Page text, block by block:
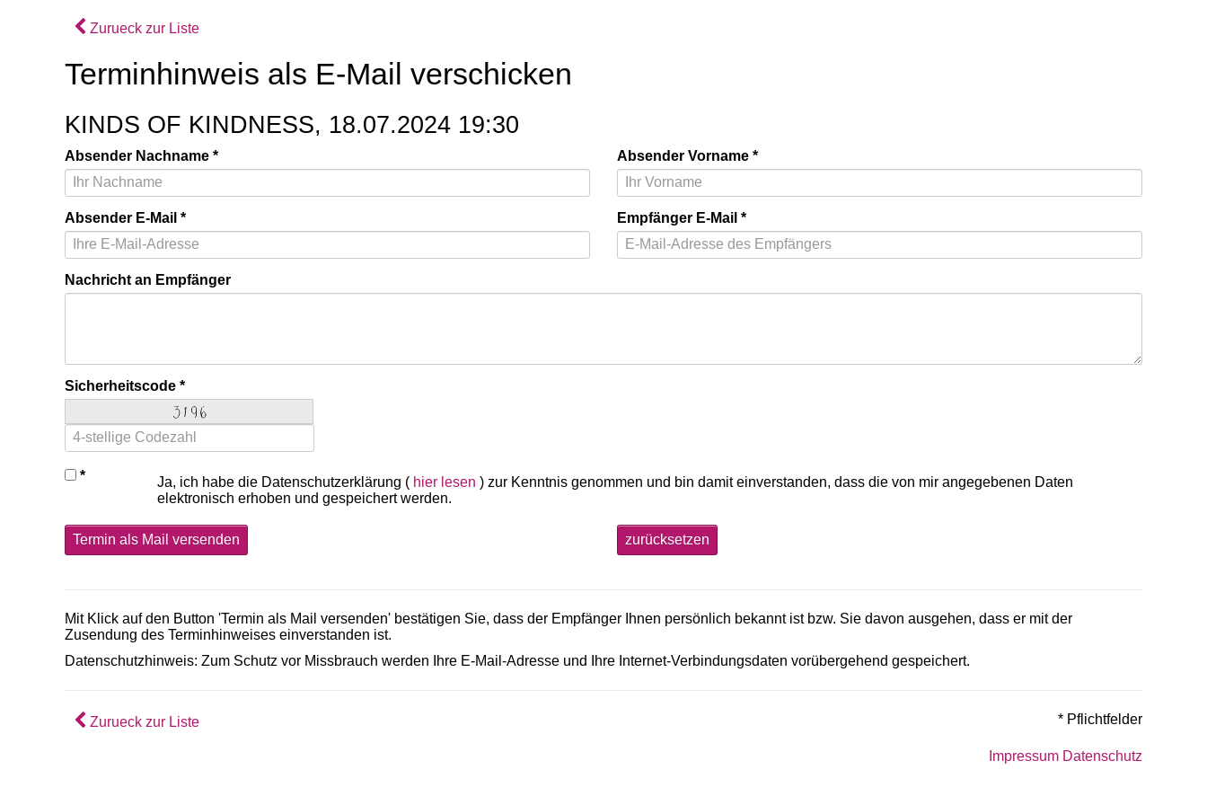
Zurueck zur Liste
Terminhinweis als E-Mail verschicken
KINDS OF KINDNESS, 18.07.2024 19:30
Absender Nachname Absender Vorname
Absender E-Mail Empfänger E-Mail
Nachricht an Empfänger
Sicherheitscode
Ja, ich habe die Datenschutzerklärung ( hier lesen ) zur Kenntnis genommen und bin damit einverstanden, dass die von mir angegebenen Daten
elektronisch erhoben und gespeichert werden.
Termin als Mail versenden zurücksetzen
Mit Klick auf den Button 'Termin als Mail versenden' bestätigen Sie, dass der Empfänger Ihnen persönlich bekannt ist bzw. Sie davon ausgehen, dass er mit der
Zusendung des Terminhinweises einverstanden ist.
Datenschutzhinweis: Zum Schutz vor Missbrauch werden Ihre E-Mail-Adresse und Ihre Internet-Verbindungsdaten vorübergehend gespeichert.
Zurueck zur Liste * Pflichtfelder
Impressum Datenschutz